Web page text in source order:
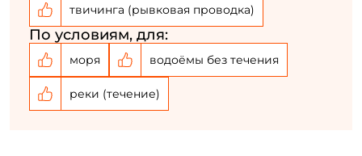
твичинга (рывковая проводка)
По условиям, для:
моря водоёмы без течения
реки (течение)